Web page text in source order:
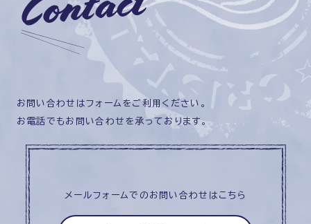
お問い合わせはフォームをご利用ください。
お電話でもお問い合わせを承っております。
メールフォームでのお問い合わせはこちら